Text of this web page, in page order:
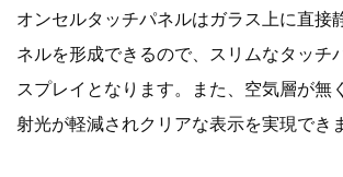
オンセルタッチパネルはガラス上に直接
ネルを形成できるので、スリムなタッチ
スプレイとなります。また、空気層が無
射光が軽減されクリアな表示を実現でき